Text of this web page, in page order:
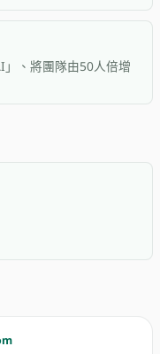
、將團隊由50人倍增